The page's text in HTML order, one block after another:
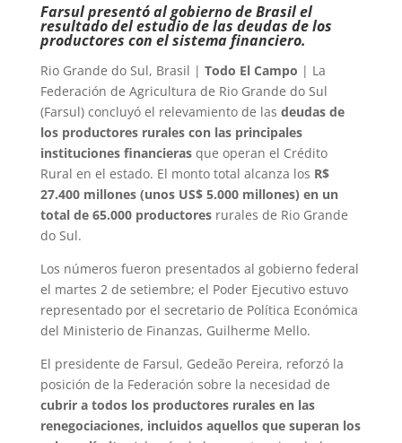
Farsul presentó al gobierno de Brasil el
resultado del estudio de las deudas de los
productores con el sistema financiero.
Rio Grande do Sul, Brasil | Todo El Campo | La
Federación de Agricultura de Rio Grande do Sul
(Farsul) concluyó el relevamiento de las deudas de
los productores rurales con las principales
instituciones financierasque operan el Crédito
Rural en el estado. El monto total alcanza los R$
27.400 millones (unos US$ 5.000 millones) en un
total de 65.000 productoresrurales de Rio Grande
do Sul.
Los números fueron presentados al gobierno federal
el martes 2 de setiembre; el Poder Ejecutivo estuvo
representado por el secretario de Política Económica
del Ministerio de Finanzas, Guilherme Mello.
El presidente de Farsul, Gedeão Pereira, reforzó la
posición de la Federación sobre la necesidad de
cubrir a todos los productores rurales en las
renegociaciones, incluidos aquellos que superan los